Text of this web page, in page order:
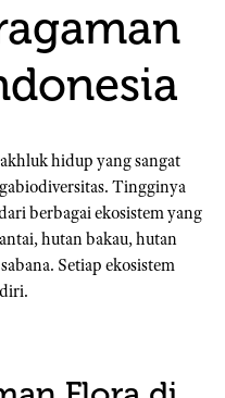
hidup yang sangat
Tingginya
berbagai ekosistem yang
hutan bakau, hutan
Setiap ekosistem